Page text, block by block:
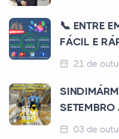
📞 ENTRE
FÁCIL E
21 de
SETEMBRO
03 de